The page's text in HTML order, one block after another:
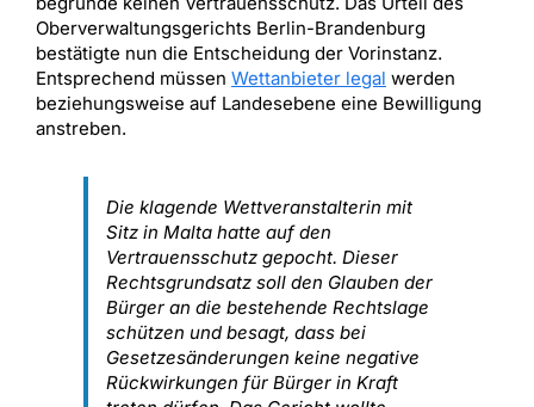
Oberverwaltungsgerichts Berlin-Brandenburg
bestätigte nun die Entscheidung der Vorinstanz.
Entsprechend müssen Wettanbieter legal werden
beziehungsweise auf Landesebene eine Bewilligung
anstreben.
Die klagende Wettveranstalterin mit
Sitz in Malta hatte auf den
Vertrauensschutz gepocht. Dieser
Rechtsgrundsatz soll den Glauben der
Bürger an die bestehende Rechtslage
schützen und besagt, dass bei
Gesetzesänderungen keine negative
Rückwirkungen für Bürger in Kraft